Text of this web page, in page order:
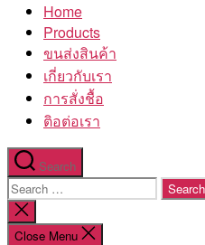
โรงงานHome
Products
ขนส่งสินค้า
เกี่ยวกับเรา
การสั่งชื้อ
ติอต่อเรา
Search
Search
for:
Close
search
Close Menu